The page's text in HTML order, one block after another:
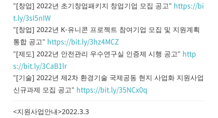
"[창업] 2022년 초기창업패키지 창업기업 모집 공고" https://bi
t.ly/3sI5nIW
"[창업] 2022년 K-유니콘 프로젝트 참여기업 모집 및 지원계획
통합 공고" https://bit.ly/3hz4MCZ
"[제도] 2022년 안전관리 우수연구실 인증제 시행 공고" http
s://bit.ly/3CaB1lr
"[기술] 2022년 제2차 환경기술 국제공동 현지 사업화 지원사업
신규과제 모집 공고" https://bit.ly/35NCx0q
<지원사업안내>2022.3.3